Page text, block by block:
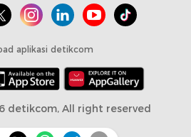
aplikasi detikcom
detikcom, All right reserved